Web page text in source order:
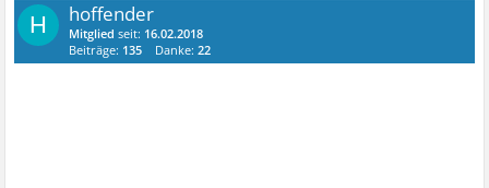
H hoffender
Mitglied seit: 16.02.2018
Beiträge: 135 Danke:22